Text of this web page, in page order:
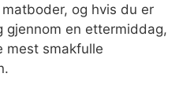
og hvis du er
gjennom en ettermiddag,
mest smakfulle